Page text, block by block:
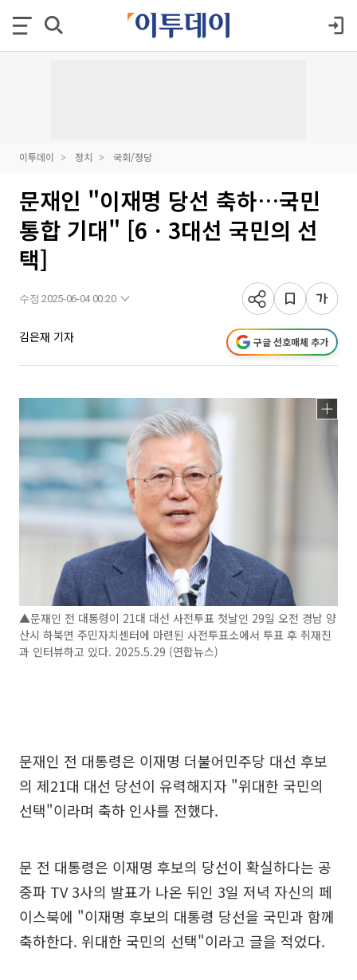
이투데이 정치 국회/정당
문재인 "이재명 당선 축하…국민
통합 기대" [6ㆍ3대선 국민의 선
택]
수정 2025-06-04 00:20
김은재 기자 구글 선호매체 추가
▲문재인 전 대통령이 21대 대선 사전투표 첫날인 29일 오전 경남 양
산시 하북면 주민자치센터에 마련된 사전투표소에서 투표 후 취재진
과 인터뷰하고 있다. 2025.5.29 (연합뉴스)
문재인 전 대통령은 이재명 더불어민주당 대선 후보
의 제21대 대선 당선이 유력해지자 "위대한 국민의
선택"이라며 축하 인사를 전했다.
문 전 대통령은 이재명 후보의 당선이 확실하다는 공
중파 TV 3사의 발표가 나온 뒤인 3일 저녁 자신의 페
이스북에 "이재명 후보의 대통령 당선을 국민과 함께
축하한다. 위대한 국민의 선택"이라고 글을 적었다.